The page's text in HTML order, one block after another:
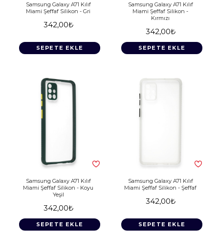
Samsung Galaxy A71 Kılıf
Miami Şeffaf Silikon - Gri
342,00₺
SEPETE EKLE
Samsung Galaxy A71 Kılıf
Miami Şeffaf Silikon -
Kırmızı
342,00₺
SEPETE EKLE
Samsung Galaxy A71 Kılıf
Miami Şeffaf Silikon - Koyu
Yeşil
342,00₺
SEPETE EKLE
Samsung Galaxy A71 Kılıf
Miami Şeffaf Silikon - Şeffaf
342,00₺
SEPETE EKLE